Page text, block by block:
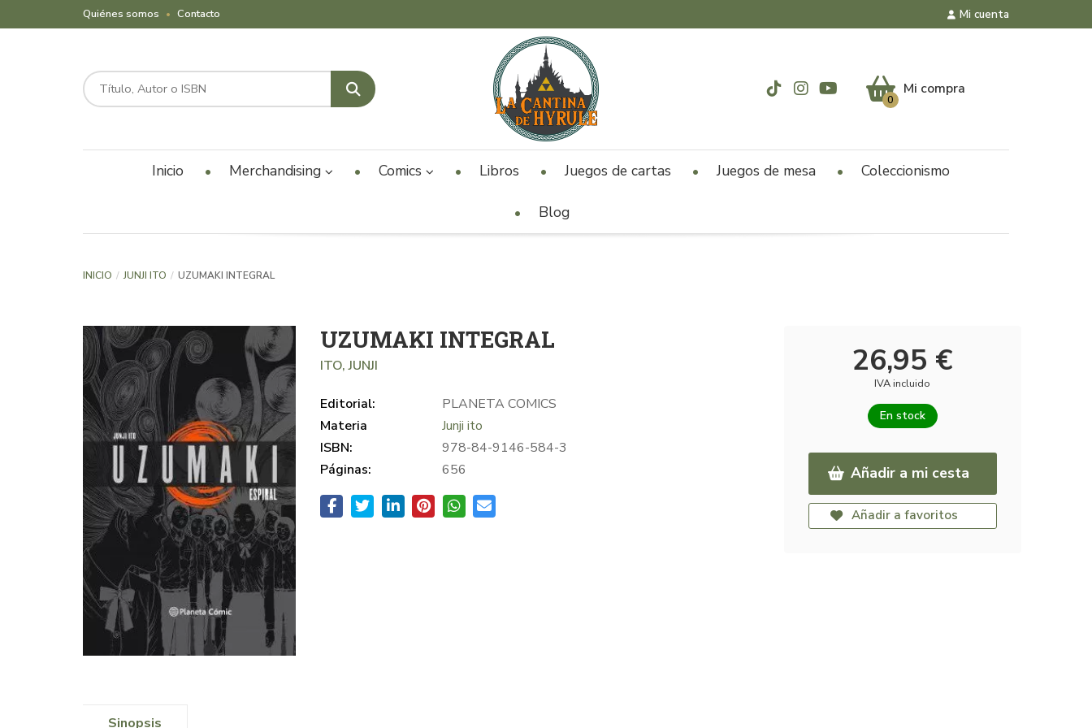
Quiénes somos Contacto Mi cuenta
Mi compra
0
Inicio Merchandising Comics Libros Juegos de cartas Juegos de mesa Coleccionismo
Blog
INICIO JUNJI ITO UZUMAKI INTEGRAL
UZUMAKI INTEGRAL
ITO, JUNJI
Editorial:
PLANETA COMICS
Materia
Junji ito
ISBN:
978-84-9146-584-3
Páginas:
656
26,95 €
IVA incluido
En stock
Añadir a mi cesta
Añadir a favoritos
Sinopsis